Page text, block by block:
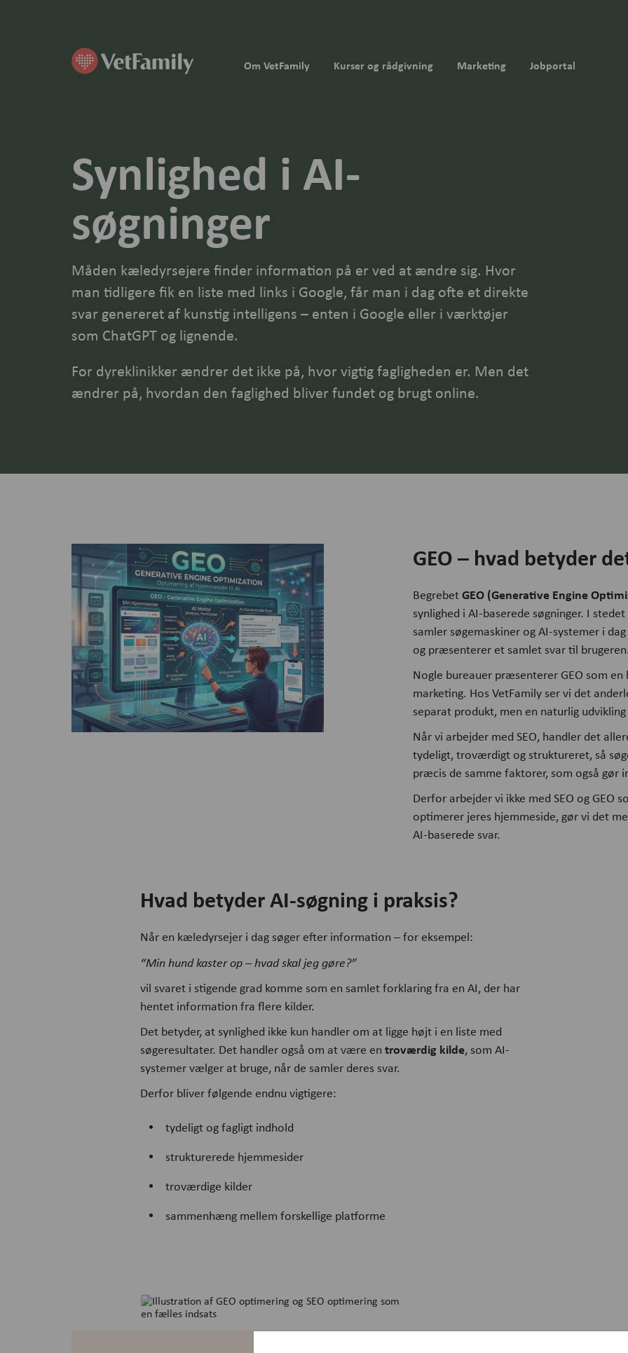
Om VetFamily Kurser og rådgivning Marketing Jobportal
Synlighed i AI-
søgninger
Måden kæledyrsejere finder information på er ved at ændre sig. Hvor
man tidligere fik en liste med links i Google, får man i dag ofte et direkte
svar genereret af kunstig intelligens – enten i Google eller i værktøjer
som ChatGPT og lignende.
For dyreklinikker ændrer det ikke på, hvor vigtig fagligheden er. Men det
ændrer på, hvordan den faglighed bliver fundet og brugt online.
GEO – hvad betyder
BegrebetGEO (Generative Engine
synlighed i AI-baserede søgninger. I
samler søgemaskiner og AI-systemer i
og præsenterer et samlet svar til brugeren.
Nogle bureauer præsenterer GEO som
marketing. Hos VetFamily ser vi det
separat produkt, men en naturlig
Når vi arbejder med SEO, handler det
tydeligt, troværdigt og struktureret, så
præcis de samme faktorer, som også gør
Derfor arbejder vi ikke med SEO og GEO
optimerer jeres hjemmeside, gør vi det
AI-baserede svar.
Hvad betyder AI-søgning i praksis?
Når en kæledyrsejer i dag søger efter information – for eksempel:
“Min hund kaster op – hvad skal jeg gøre?”
vil svaret i stigende grad komme som en samlet forklaring fra en AI, der har
hentet information fra flere kilder.
Det betyder, at synlighed ikke kun handler om at ligge højt i en liste med
søgeresultater. Det handler også om at være en troværdig kilde, som AI-
systemer vælger at bruge, når de samler deres svar.
Derfor bliver følgende endnu vigtigere:
tydeligt og fagligt indhold
strukturerede hjemmesider
troværdige kilder
sammenhæng mellem forskellige platforme